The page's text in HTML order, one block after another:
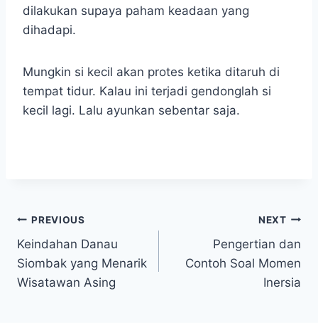
dilakukan supaya paham keadaan yang
dihadapi.
Mungkin si kecil akan protes ketika ditaruh di
tempat tidur. Kalau ini terjadi gendonglah si
kecil lagi. Lalu ayunkan sebentar saja.
Post
navigation
PREVIOUS
Keindahan Danau
Siombak yang Menarik
Wisatawan Asing
NEXT
Pengertian dan
Contoh Soal Momen
Inersia